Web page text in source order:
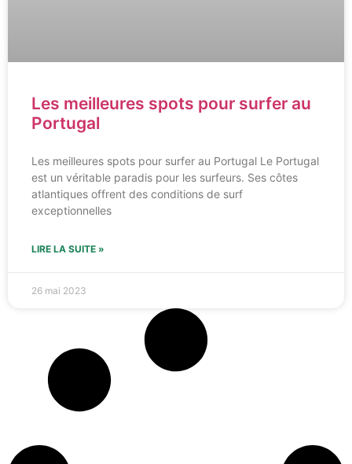
Les meilleures spots pour surfer au
Portugal
Les meilleures spots pour surfer au Portugal Le Portugal
est un véritable paradis pour les surfeurs. Ses côtes
atlantiques offrent des conditions de surf
exceptionnelles
LIRE LA SUITE »
26 mai 2023